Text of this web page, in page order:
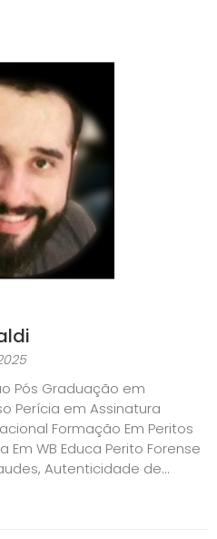
Pós Graduação em
Perícia em Assinatura
Formação Em Peritos
Em WB Educa Perito Forense
Autenticidade de...